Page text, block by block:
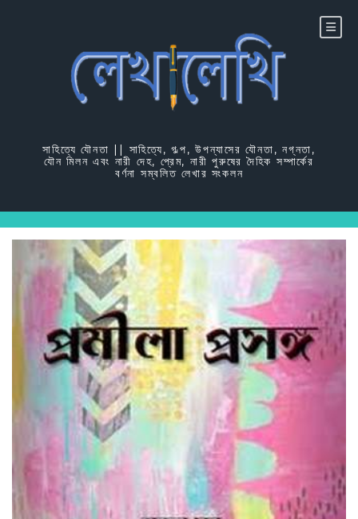
সাহিত্যে যৌনতা || সাহিত্যে, গল্প, উপন্যাসের যৌনতা, নগ্নতা,
যৌন মিলন এবং নারী দেহ, প্রেম, নারী পুরুষের দৈহিক সম্পার্কের
বর্ণনা সম্বলিত লেখার সংকলন